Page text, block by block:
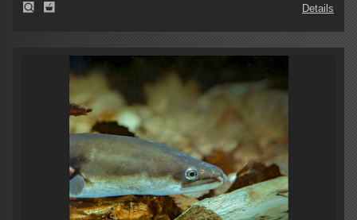
Details